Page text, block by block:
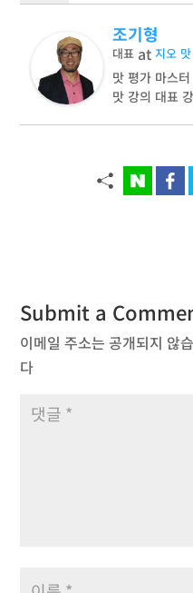
조기형
대표 at지오
맛 평가 마스터
맛 강의 대표
Submit a
이메일 주소는 공개되지 않
다